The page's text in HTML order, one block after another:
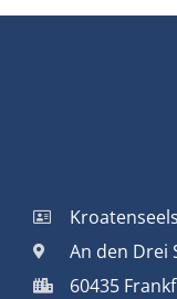
An den Drei
60435